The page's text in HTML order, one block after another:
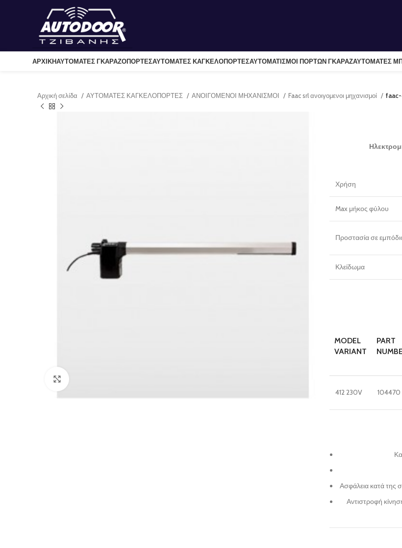
ΑΡΧΙΚΉΑΥΤΟΜΑΤΕΣ ΓΚΑΡΑΖΟΠΟΡΤΕΣΑΥΤΟΜΑΤΕΣ ΚΑΓΚΕΛΟΠΟΡΤΕΣΑΥΤΟΜΑΤΙΣΜΟΙ ΠΟΡΤΩΝ ΓΚΑΡΑΖΑΥΤΟΜΑΤΕΣ
Αρχική σελίδα ΑΥΤΟΜΑΤΕΣ ΚΑΓΚΕΛΟΠΟΡΤΕΣ ΑΝΟΙΓΟΜΕΝΟΙ ΜΗΧΑΝΙΣΜΟΙ Faac srl ανοιγομενοι μηχανισμοί faac-
Χρήση
Max μήκος φύλου
Προστασία σε
Κλείδωμα
MODEL
VARIANT
PART
412 230V 104470
Ασφάλεια κατά της
Αντιστροφή